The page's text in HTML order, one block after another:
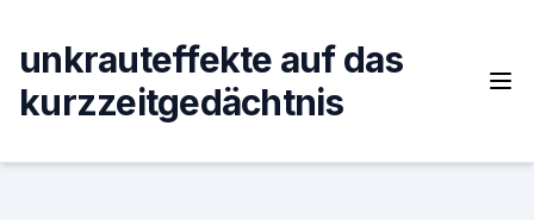
content
unkrauteffekte auf das
kurzzeitgedächtnis